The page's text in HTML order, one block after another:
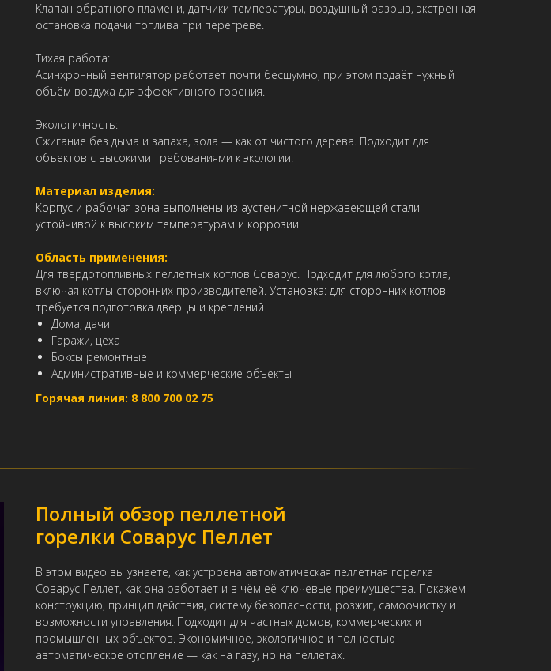
Клапан обратного пламени, датчики температуры, воздушный разрыв, экстренная
остановка подачи топлива при перегреве.
Тихая работа:
Асинхронный вентилятор работает почти бесшумно, при этом подаёт нужный
объём воздуха для эффективного горения.
Экологичность:
Сжигание без дыма и запаха, зола — как от чистого дерева. Подходит для
объектов с высокими требованиями к экологии.
Материал изделия:
Корпус и рабочая зона выполнены из аустенитной нержавеющей стали —
устойчивой к высоким температурам и коррозии
Область применения:
Для твердотопливных пеллетных котлов Соварус. Подходит для любого котла,
включая котлы сторонних производителей. Установка: для сторонних котлов —
требуется подготовка дверцы и креплений
Дома, дачи
Гаражи, цеха
Боксы ремонтные
Административные и коммерческие объекты
Горячая линия: 8 800 700 02 75
Полный обзор пеллетной
горелки Соварус Пеллет
В этом видео вы узнаете, как устроена автоматическая пеллетная горелка
Соварус Пеллет, как она работает и в чём её ключевые преимущества. Покажем
конструкцию, принцип действия, систему безопасности, розжиг, самоочистку и
возможности управления. Подходит для частных домов, коммерческих и
промышленных объектов. Экономичное, экологичное и полностью
автоматическое отопление — как на газу, но на пеллетах.